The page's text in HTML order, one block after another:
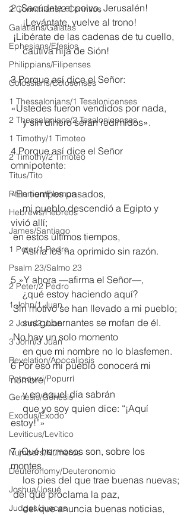
2 Corinthians/2 Corintios
Galatians/Gálatas
Ephesians/Efesios
Philippians/Filipenses
Colossians/Colosenses
1 Thessalonians/1 Tesalonicenses
2 Thessalonians/2 Tesalonicenses
1 Timothy/1 Timoteo
2 Timothy/2 Timoteo
Titus/Tito
Philemon/Filemon
Hebrews/Hebreos
James/Santiago
1 Peter/1 Pedro
Psalm 23/Salmo 23
2 Peter/2 Pedro
1 John/1 Juan
2 John/2 Juan
3 John/3 Juan
Revelation/Apocalipsis
Potpourri/Popurrí
Genesis/Génesis
Exodus/Éxodo
Leviticus/Levítico
Numbers/Números
Deuteronomy/Deuteronomio
Joshua/Josué
Judges/Jueces
2 ¡Sacúdete el polvo, Jerusalén!
     ¡Levántate, vuelve al trono!
¡Libérate de las cadenas de tu cuello,
     cautiva hija de Sión!
3 Porque así dice el Señor:
«Ustedes fueron vendidos por nada,
     y sin dinero serán redimidos».
4 Porque así dice el Señor
omnipotente:
«En tiempos pasados,
     mi pueblo descendió a Egipto y
vivió allí;
en estos últimos tiempos,
     Asiria los ha oprimido sin razón.
5 »Y ahora —afirma el Señor—,
     ¿qué estoy haciendo aquí?
Sin motivo se han llevado a mi pueblo;
     sus gobernantes se mofan de él.
No hay un solo momento
     en que mi nombre no lo blasfemen.
6 Por eso mi pueblo conocerá mi
nombre,
     y en aquel día sabrán
estoy!”»
7 ¡Qué hermosos son, sobre los
montes,
     los pies del que trae buenas nuevas;
del que proclama la paz,
     del que anuncia buenas noticias,